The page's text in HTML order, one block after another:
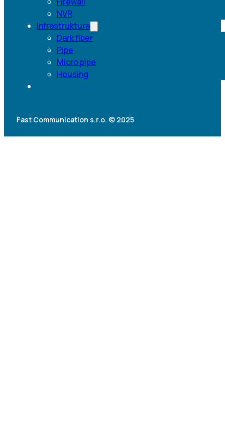
NVR
Infrastruktura
Dark fiber
Pipe
Micro pipe
Housing
Fast Communication s.r.o. © 2025